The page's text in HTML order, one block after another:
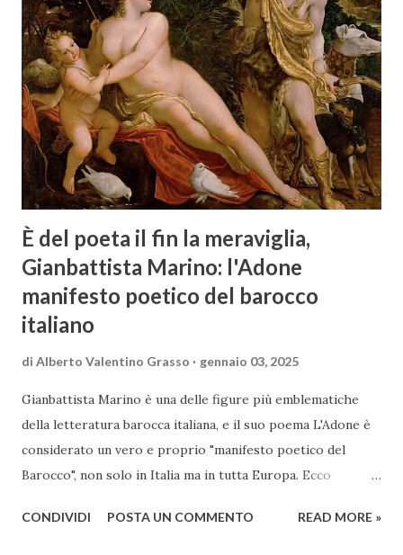
È del poeta il fin la meraviglia,
Gianbattista Marino: l'Adone
manifesto poetico del barocco
italiano
di Alberto Valentino Grasso gennaio 03, 2025
Gianbattista Marino è una delle figure più emblematiche
della letteratura barocca italiana, e il suo poema L'Adone è
considerato un vero e proprio "manifesto poetico del
Barocco", non solo in Italia ma in tutta Europa. Ecco
rendono un'opera fondamentale per il periodo. Marino fu
CONDIVIDI POSTA UN COMMENTO READ MORE »